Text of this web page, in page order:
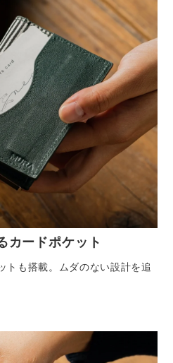
カードポケット
トも搭載。ムダのない設計を追